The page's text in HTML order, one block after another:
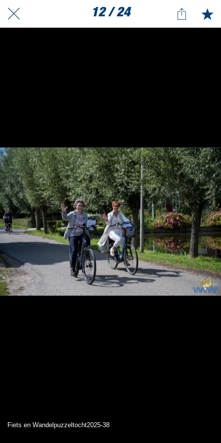
12 / 24
Fiets en Wandelpuzzeltocht2025-38